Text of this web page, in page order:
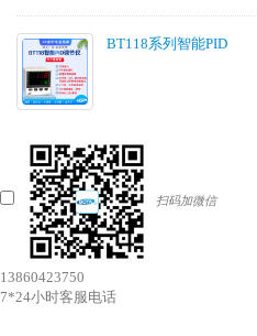
BT118系列智能PID
扫码加微信
13860423750
7*24小时客服电话